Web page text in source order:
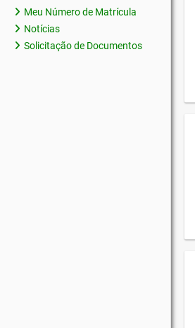
Meu Número de Matrícula
Notícias
Solicitação de Documentos